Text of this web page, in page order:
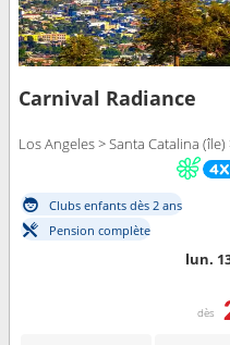
Carnival Radiance
Los Angeles > Santa Catalina
Clubs enfants dès 2 ans
Pension complète
lun.
dès